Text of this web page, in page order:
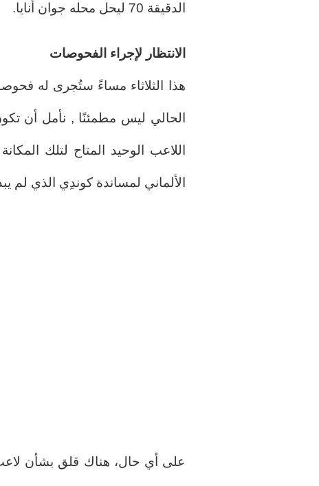
الدقيقة 70 ليحل محله جوان أنايا.
الانتظار لإجراء الفحوصات
هذا الثلاثاء مساءً ستُجرى له
الحالي ليس مطمئنًا , نأمل أن
اللاعب الوحيد المتاح لتلك
الألماني لمساندة كوندِي الذي لم
على أي حال، هناك قلق بشأن